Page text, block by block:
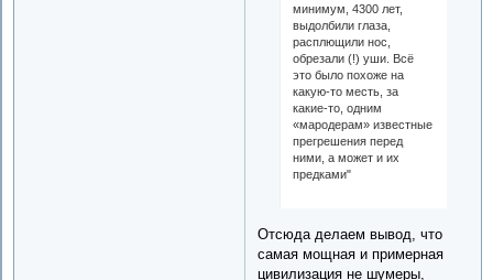
минимум, 4300 лет,
выдолбили глаза,
расплющили нос,
обрезали (!) уши. Всё
это было похоже на
какую-то месть, за
какие-то, одним
«мародерам» известные
прегрешения перед
ними, а может и их
предками"
Отсюда делаем вывод, что
самая мощная и примерная
цивилизация не шумеры,